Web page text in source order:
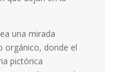
una mirada
orgánico, donde el
pictórica